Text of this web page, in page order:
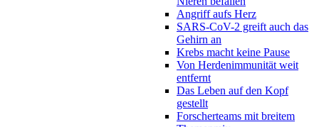
Angriff aufs Herz
SARS-CoV-2 greift auch das
Gehirn an
Krebs macht keine Pause
Von Herdenimmunität weit
entfernt
Das Leben auf den Kopf
gestellt
Forscherteams mit breitem